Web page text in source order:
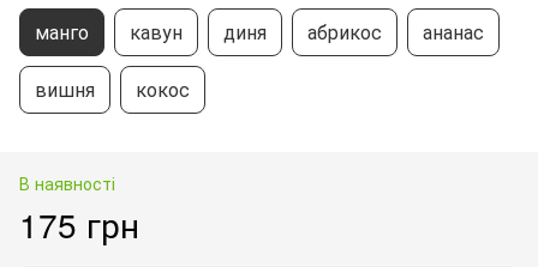
манго кавун диня абрикос ананас
вишня кокос
В наявності
175 грн